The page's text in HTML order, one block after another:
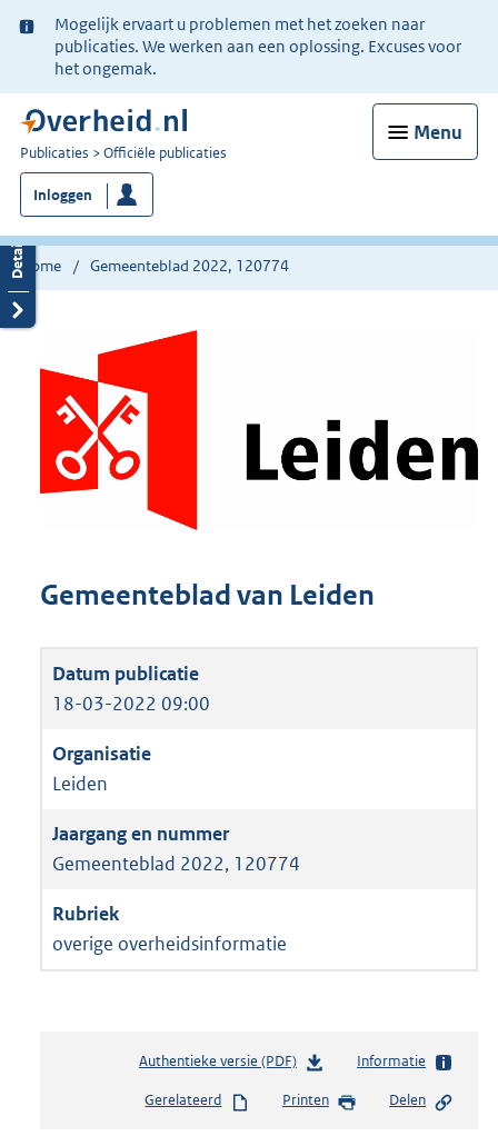
Ter
informatie:
Mogelijk ervaart u problemen met het zoeken naar
publicaties. We werken aan een oplossing. Excuses voor
het ongemak.
Menu
U
bent
nu
hier:
Publicaties Officiële publicaties
Inloggen
Home Gemeenteblad 2022, 120774
Gemeenteblad van Leiden
18-03-2022 09:00
Leiden
Gemeenteblad 2022, 120774
overige overheidsinformatie
Authentieke versie (PDF)b
s
Informatie
Gerelateerd Printen Delen